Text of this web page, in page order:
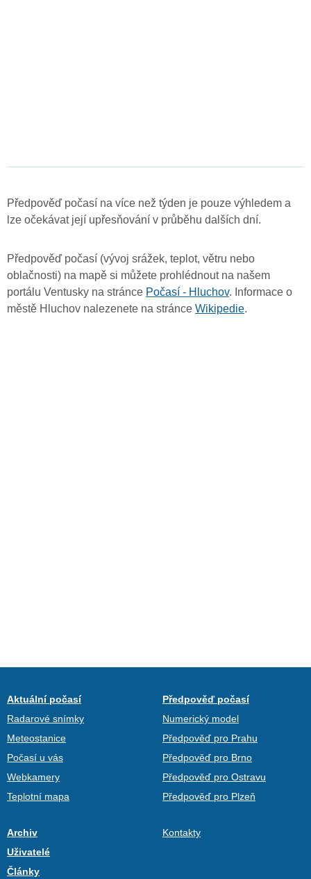
Předpověď počasí na více než týden je pouze výhledem a
lze očekávat její upřesňování v průběhu dalších dní.
Předpověď počasí (vývoj srážek, teplot, větru nebo
oblačnosti) na mapě si můžete prohlédnout na našem
portálu Ventusky na stránce Počasí - Hluchov. Informace o
městě Hluchov nalezenete na stránce Wikipedie.
Aktuální počasí
Radarové snímky
Meteostanice
Počasí u vás
Webkamery
Teplotní mapa
Předpověď počasí
Numerický model
Předpověď pro Prahu
Předpověď pro Brno
Předpověď pro Ostravu
Předpověď pro Plzeň
Archiv
Uživatelé
Články
Kontakty